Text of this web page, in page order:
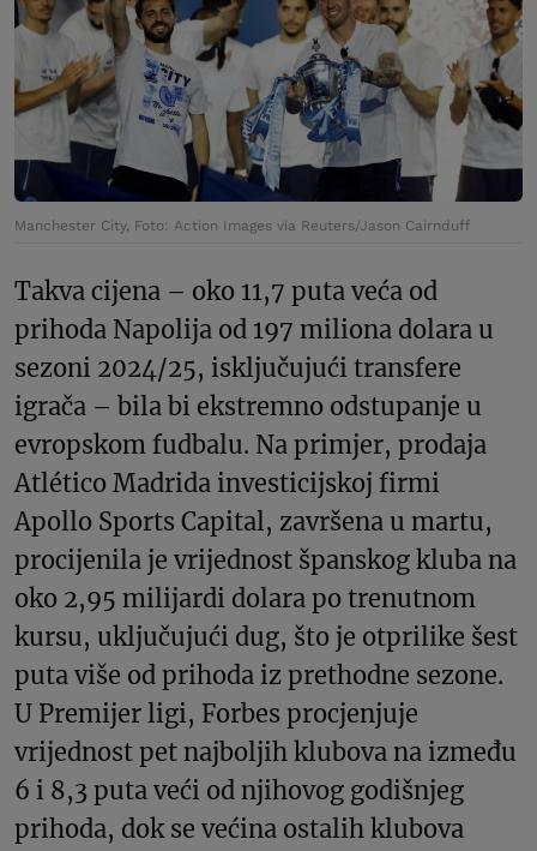
Manchester City, Foto: Action Images via Reuters/Jason Cairnduff
Takva cijena – oko 11,7 puta veća od
prihoda Napolija od 197 miliona dolara u
sezoni 2024/25, isključujući transfere
igrača – bila bi ekstremno odstupanje u
evropskom fudbalu. Na primjer, prodaja
Atlético Madrida investicijskoj firmi
Apollo Sports Capital, završena u martu,
procijenila je vrijednost španskog kluba na
oko 2,95 milijardi dolara po trenutnom
kursu, uključujući dug, što je otprilike šest
puta više od prihoda iz prethodne sezone.
U Premijer ligi, Forbes procjenjuje
vrijednost pet najboljih klubova na između
6 i 8,3 puta veći od njihovog godišnjeg
prihoda, dok se većina ostalih klubova